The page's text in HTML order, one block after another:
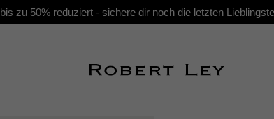
zu 50% reduziert - sichere dir noch die letzten